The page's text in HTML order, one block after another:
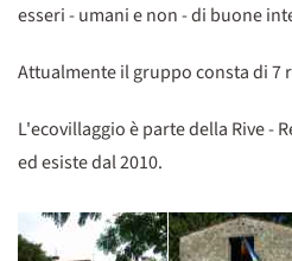
esseri - umani e non - di buone
Attualmente il gruppo consta di 7
L'ecovillaggio è parte della Rive -
ed esiste dal 2010.